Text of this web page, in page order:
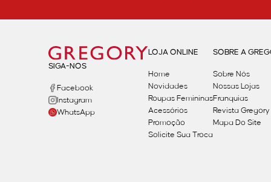
Se você precisa de ideias de presentes
Os vestidos são escolhas marcantes e
como animal print, até vestidos longos
SIGA-NOS
Facebook
Instagram
WhatsApp
LOJA ONLINE
Home
Novidades
Roupas Femininas
Acessórios
Promoção
Solicite Sua Troca
SOBRE A
Sobre Nós
Nossas Lojas
Franquias
Revista Gregory
Mapa Do Site